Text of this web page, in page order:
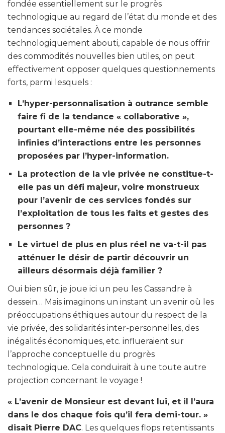
fondée essentiellement sur le progrès
technologique au regard de l’état du monde et des
tendances sociétales. À ce monde
technologiquement abouti, capable de nous offrir
des commodités nouvelles bien utiles, on peut
effectivement opposer quelques questionnements
forts, parmi lesquels :
L’hyper-personnalisation à outrance semble
faire fi de la tendance « collaborative »,
pourtant elle-même née des possibilités
infinies d’interactions entre les personnes
proposées par l’hyper-information.
La protection de la vie privée ne constitue-t-
elle pas un défi majeur, voire monstrueux
pour l’avenir de ces services fondés sur
l’exploitation de tous les faits et gestes des
personnes ?
Le virtuel de plus en plus réel ne va-t-il pas
atténuer le désir de partir découvrir un
ailleurs désormais déjà familier ?
Oui bien sûr, je joue ici un peu les Cassandre à
dessein… Mais imaginons un instant un avenir où les
préoccupations éthiques autour du respect de la
vie privée, des solidarités inter-personnelles, des
inégalités économiques, etc. influeraient sur
l’approche conceptuelle du progrès
technologique. Cela conduirait à une toute autre
projection concernant le voyage !
« L’avenir de Monsieur est devant lui, et il l’aura
dans le dos chaque fois qu’il fera demi-tour. »
disait Pierre DAC. Les quelques flops retentissants